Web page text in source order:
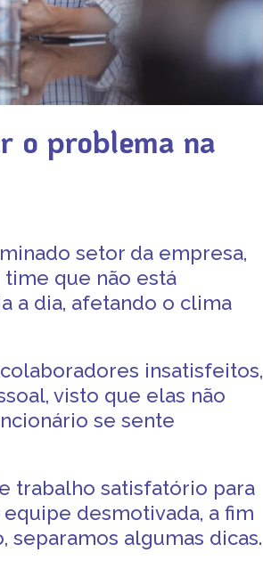
o problema na
setor da empresa,
que não está
a dia, afetando o clima
insatisfeitos,
visto que elas não
sesente
trabalho satisfatório para
desmotivada, a fim
separamos algumas dicas.